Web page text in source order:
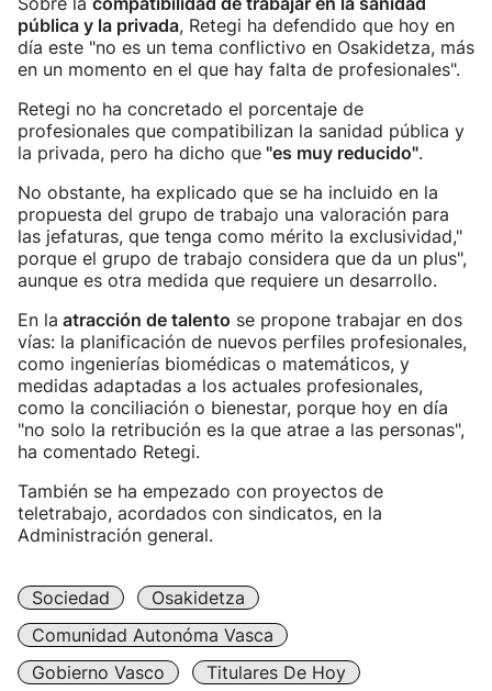
pública y la privada, Retegi ha defendido que hoy en
día este "no es un tema conflictivo en Osakidetza, más
en un momento en el que hay falta de profesionales".
Retegi no ha concretado el porcentaje de
profesionales que compatibilizan la sanidad pública y
la privada, pero ha dicho que "es muy reducido".
No obstante, ha explicado que se ha incluido en la
propuesta del grupo de trabajo una valoración para
las jefaturas, que tenga como mérito la exclusividad,"
porque el grupo de trabajo considera que da un plus",
aunque es otra medida que requiere un desarrollo.
En la atracción de talento se propone trabajar en dos
vías: la planificación de nuevos perfiles profesionales,
como ingenierías biomédicas o matemáticos, y
medidas adaptadas a los actuales profesionales,
como la conciliación o bienestar, porque hoy en día
"no solo la retribución es la que atrae a las personas",
ha comentado Retegi.
También se ha empezado con proyectos de
teletrabajo, acordados con sindicatos, en la
Administración general.
Sociedad
Osakidetza
Comunidad Autonóma Vasca
Gobierno Vasco
Titulares De Hoy